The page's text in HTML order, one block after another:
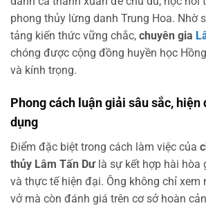
phong thủy lừng danh Trung Hoa. Nhờ
tảng kiến thức vững chắc, chuyên gia
chóng được cộng đồng huyền học
và kính trọng.
Phong cách luận giải sâu sắc, hiện
dụng
Điểm đặc biệt trong cách làm việc của
thủy Lâm Tấn Dưlà sự kết hợp hài hòa
và thực tế hiện đại. Ông không chỉ xem
vở mà còn đánh giá trên cơ sở hoàn